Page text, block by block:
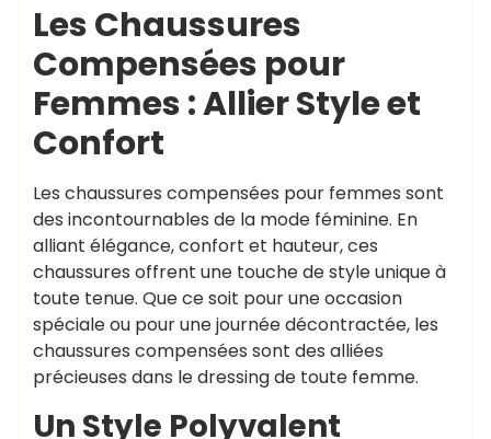
Les Chaussures
Compensées pour
Femmes : Allier Style et
Confort
Les chaussures compensées pour femmes sont
des incontournables de la mode féminine. En
alliant élégance, confort et hauteur, ces
chaussures offrent une touche de style unique à
toute tenue. Que ce soit pour une occasion
spéciale ou pour une journée décontractée, les
chaussures compensées sont des alliées
précieuses dans le dressing de toute femme.
Un Style Polyvalent